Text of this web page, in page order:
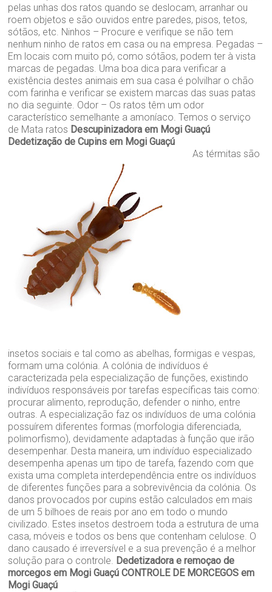
pelas unhas dos ratos quando se deslocam, arranhar ou
roem objetos e são ouvidos entre paredes, pisos, tetos,
sótãos, etc. Ninhos – Procure e verifique se não tem
nenhum ninho de ratos em casa ou na empresa. Pegadas –
Em locais com muito pó, como sótãos, podem ter à vista
marcas de pegadas. Uma boa dica para verificar a
existência destes animais em sua casa é polvilhar o chão
com farinha e verificar se existem marcas das suas patas
no dia seguinte. Odor – Os ratos têm um odor
característico semelhante a amoníaco. Temos o serviço
de Mata ratos Descupinizadora em Mogi Guaçú
Dedetização de Cupins em Mogi Guaçú
As térmitas são
insetos sociais e tal como as abelhas, formigas e vespas,
formam uma colónia. A colónia de indivíduos é
caracterizada pela especialização de funções, existindo
indivíduos responsáveis por tarefas específicas tais como:
procurar alimento, reprodução, defender o ninho, entre
outras. A especialização faz os indivíduos de uma colónia
possuírem diferentes formas (morfologia diferenciada,
polimorfismo), devidamente adaptadas à função que irão
desempenhar. Desta maneira, um indivíduo especializado
desempenha apenas um tipo de tarefa, fazendo com que
exista uma completa interdependência entre os indivíduos
de diferentes funções para a sobrevivência da colónia. Os
danos provocados por cupins estão calculados em mais
de um 5 bilhoes de reais por ano em todo o mundo
civilizado. Estes insetos destroem toda a estrutura de uma
casa, móveis e todos os bens que contenham celulose. O
dano causado é irreversível e a sua prevenção é a melhor
solução para o controle. Dedetizadora e remoçao de
morcegos em Mogi Guaçú CONTROLE DE MORCEGOS em
Mogi Guaçú